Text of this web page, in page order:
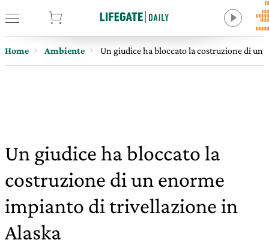
Home Ambiente Un giudice ha bloccato la costruzione di
Un giudice ha bloccato la
costruzione di un enorme
impianto di trivellazione in
Alaska